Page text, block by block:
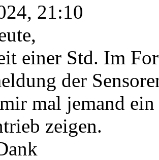
21:10
einer Std. Im
der
mal jemand
zeigen.